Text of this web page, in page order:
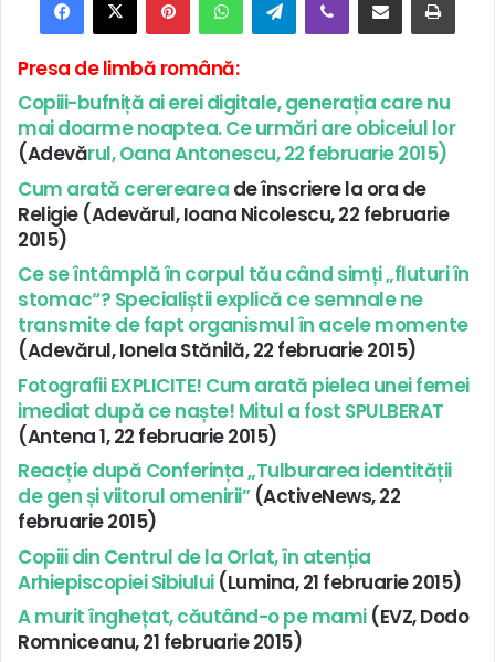
Presa de limbă română:
Copiii-bufniță ai erei digitale, generația care nu
mai doarme noaptea. Ce urmări are obiceiul lor
(Adevărul, Oana Antonescu, 22 februarie 2015)
Cum arată cererearea de înscriere la ora de
Religie (Adevărul, Ioana Nicolescu, 22 februarie
2015)
Ce se întâmplă în corpul tău când simți „fluturi în
stomac“? Specialiștii explică ce semnale ne
transmite de fapt organismul în acele momente
(Adevărul, Ionela Stănilă, 22 februarie 2015)
Fotografii EXPLICITE! Cum arată pielea unei femei
imediat după ce naște! Mitul a fost SPULBERAT
(Antena 1, 22 februarie 2015)
Reacție după Conferința „Tulburarea identității
de gen și viitorul omenirii”(ActiveNews, 22
februarie 2015)
Copiii din Centrul de la Orlat, în atenția
Arhiepiscopiei Sibiului(Lumina, 21 februarie 2015)
A murit înghețat, căutând-o pe mami(EVZ, Dodo
Romniceanu, 21 februarie 2015)